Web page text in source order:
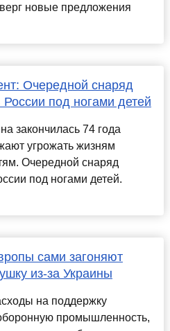
новые предложения
Очередной снаряд
под ногами детей
закончилась 74 года
угрожать жизням
Очередной снаряд
под ногами детей.
сами загоняют
из-за Украины
на поддержку
промышленность,